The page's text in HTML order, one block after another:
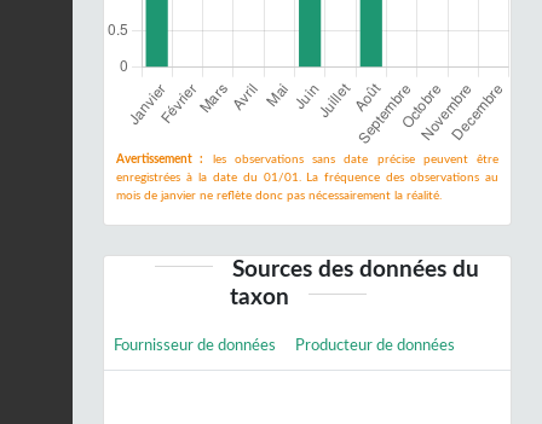
Avertissement :
les observations sans date précise peuvent être
enregistrées à la date du 01/01. La fréquence des observations au
mois de janvier ne reflète donc pas nécessairement la réalité.
Sources des données du
taxon
Fournisseur de données Producteur de données